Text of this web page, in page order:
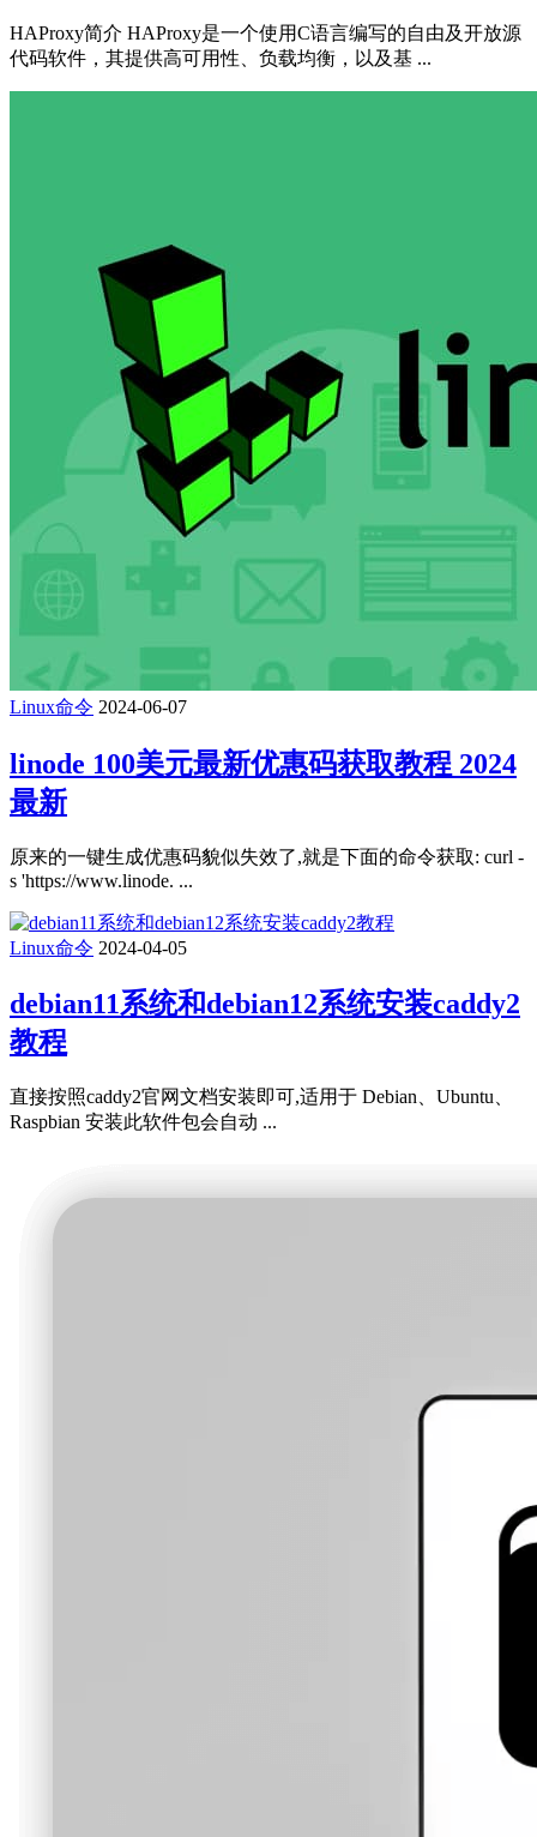
HAProxy简介 HAProxy是一个使用C语言编写的自由及开放源
代码软件，其提供高可用性、负载均衡，以及基 ...
Linux命令 2024-06-07
linode 100美元最新优惠码获取教程 2024
最新
原来的一键生成优惠码貌似失效了,就是下面的命令获取: curl -
s 'https://www.linode. ...
Linux命令 2024-04-05
debian11系统和debian12系统安装caddy2
教程
直接按照caddy2官网文档安装即可,适用于 Debian、Ubuntu、
Raspbian 安装此软件包会自动 ...